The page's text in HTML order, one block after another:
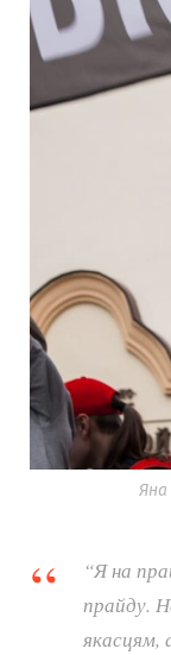
Яна
“Я на
прайду.
якасцям,